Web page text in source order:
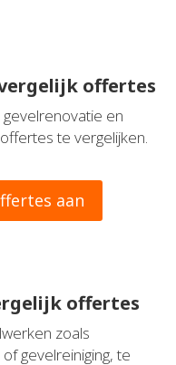
offertes
en
te vergelijken.
aan
offertes
zoals
gevelreiniging, te